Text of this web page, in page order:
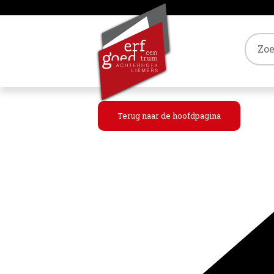
Terug naar de hoofdpagina